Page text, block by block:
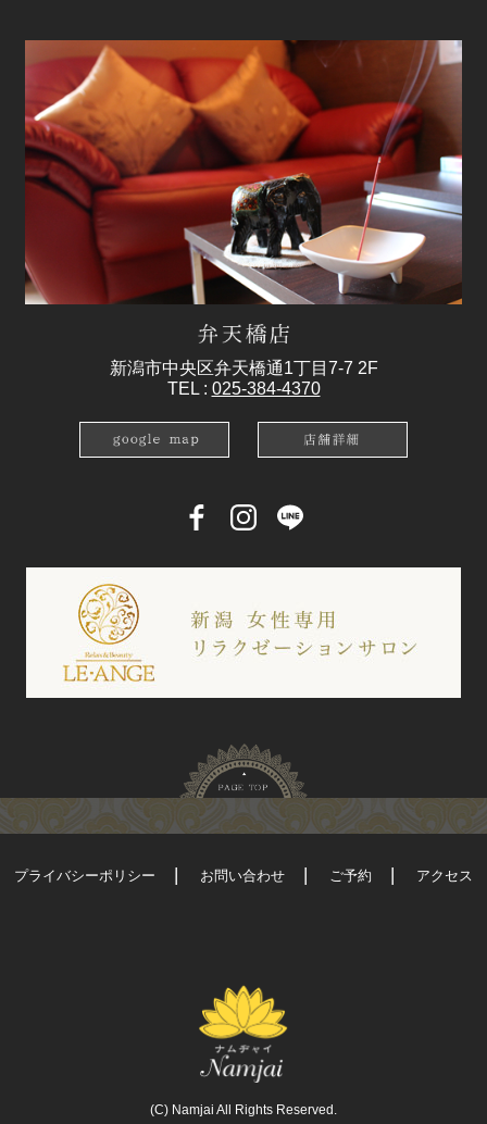
新潟市中央区弁天橋通1丁目7-7 2F
TEL : 025-384-4370
プライバシーポリシー お問い合わせ ご予約 アクセス
(C) Namjai All Rights Reserved.